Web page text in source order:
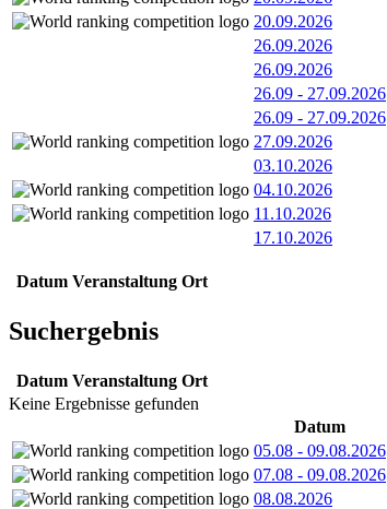
20.09.2026
26.09.2026
26.09.2026
26.09 - 27.09.2026
26.09 - 27.09.2026
27.09.2026
03.10.2026
04.10.2026
11.10.2026
17.10.2026
Datum Veranstaltung Ort
Suchergebnis
Datum Veranstaltung Ort
Keine Ergebnisse gefunden
Datum
05.08 - 09.08.2026
07.08 - 09.08.2026
08.08.2026